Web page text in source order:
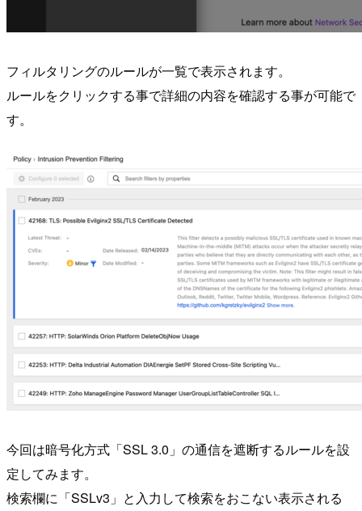
フィルタリングのルールが一覧で表示されます。
ルールをクリックする事で詳細の内容を確認する事が可能で
す。
今回は暗号化方式「SSL 3.0」の通信を遮断するルールを設
定してみます。
検索欄に「SSLv3」と入力して検索をおこない表示される